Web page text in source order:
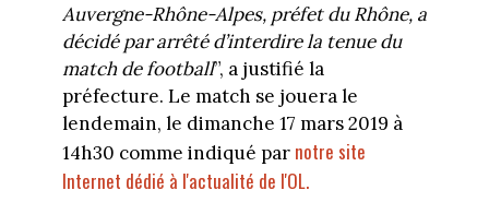
Auvergne-Rhône-Alpes, préfet du Rhône, a
décidé par arrêté d’interdire la tenue du
match de football”, a justifié la
préfecture. Le match se jouera le
lendemain, le dimanche 17 mars 2019 à
14h30 comme indiqué par notre site
Internet dédié à l'actualité de l'OL.